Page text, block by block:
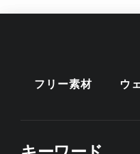
フリー素材 ウ